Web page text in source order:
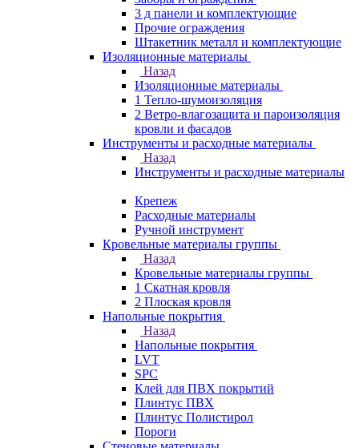
3 д панели и комплектующие
Прочие ограждения
Штакетник металл и комплектующие
Изоляционные материалы
Назад
Изоляционные материалы
1 Тепло-шумоизоляция
2 Ветро-влагозащита и пароизоляция
кровли и фасадов
Инструменты и расходные материалы
Назад
Инструменты и расходные материалы
Крепеж
Расходные материалы
Ручной инструмент
Кровельные материалы группы
Назад
Кровельные материалы группы
1 Скатная кровля
2 Плоская кровля
Напольные покрытия
Назад
Напольные покрытия
LVT
SPC
Клей для ПВХ покрытий
Плинтус ПВХ
Плинтус Полистирол
Пороги